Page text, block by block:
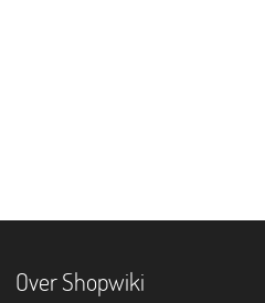
Over Shopwiki